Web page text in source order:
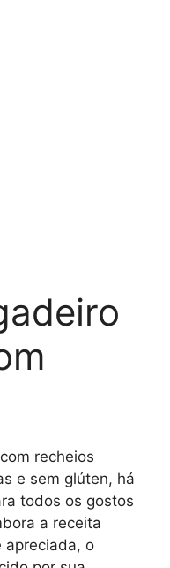
recheios
e sem glúten, há
todos os gostos
a receita
apreciada, o